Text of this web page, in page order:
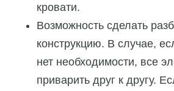
кровати.
Возможность сделать
конструкцию. В случае,
нет необходимости, все
приварить друг к другу.